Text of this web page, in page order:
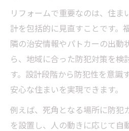
リフォームで重要なのは、住ま
計を包括的に見直すことです。
隣の治安情報やパトカーの出動
ら、地域に合った防犯対策を検
す。設計段階から防犯性を意識
安心な住まいを実現できます。
例えば、死角となる場所に防犯
を設置し、人の動きに応じて自